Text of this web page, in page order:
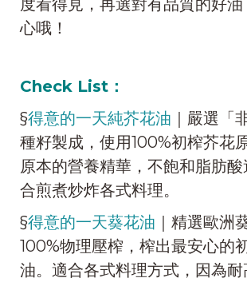
心哦！
Check List：
§得意的一天純芥花油 ｜嚴選「
種籽製成，使用100%初榨芥花
原本的營養精華，不飽和脂肪
合煎煮炒炸各式料理。
§得意的一天葵花油 ｜精選歐洲
100%物理壓榨，榨出最安心的
油。適合各式料理方式，因為